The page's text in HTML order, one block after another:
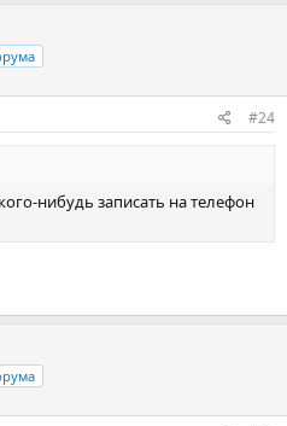
#24
нибудь записать на телефон